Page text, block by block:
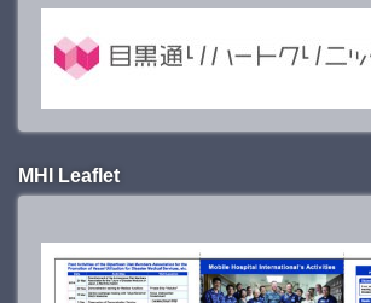
MHI Leaflet